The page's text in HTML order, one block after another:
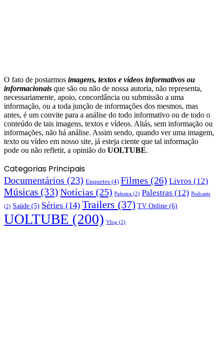
O fato de postarmos imagens, textos e vídeos informativos ou
informacionais que são ou não de nossa autoria, não representa,
necessariamente, apoio, concordância ou submissão a uma
informação, ou a toda junção de informações dos mesmos, mas
antes, é um convite para a análise do todo informativo ou de todo o
conteúdo de tais imagens, textos e vídeos. Aliás, sem informação ou
informações, não há análise. Assim sendo, quando ver uma imagem,
texto ou vídeo em nosso site, já esteja ciente que tal informação
pode ou não refletir, a opinião do UOLTUBE.
Categorias Principais
Documentários (23) Enquetes (4) Filmes (26) Livros (12)
Músicas (33) Notícias (25) Palestra (2) Palestras (12) Podcasts
(2) Saúde (5) Séries (14) Trailers (37) TV Online (6)
UOLTUBE (200) Vlog (2)